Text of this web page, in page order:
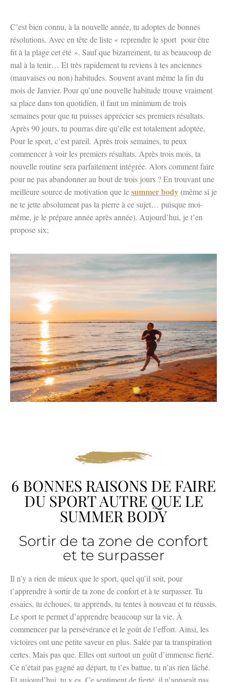
C’est bien connu, à la nouvelle année, tu adoptes de bonnes
résolutions. Avec en tête de liste « reprendre le sport pour être
fit à la plage cet été ». Sauf que bizarrement, tu as beaucoup de
mal à la tenir… Et très rapidement tu reviens à tes anciennes
(mauvaises ou non) habitudes. Souvent avant même la fin du
mois de Janvier. Pour qu’une nouvelle habitude trouve vraiment
sa place dans ton quotidien, il faut un minimum de trois
semaines pour que tu puisses apprécier ses premiers résultats.
Après 90 jours, tu pourras dire qu’elle est totalement adoptée.
Pour le sport, c’est pareil. Après trois semaines, tu peux
commencer à voir les premiers résultats. Après trois mois, ta
nouvelle routine sera parfaitement intégrée. Alors comment faire
pour ne pas abandonner au bout de trois jours ? En trouvant une
meilleure source de motivation que lesummer body (même si je
ne te jette absolument pas la pierre à ce sujet… puisque moi-
même, je le prépare année après année). Aujourd’hui, je t’en
propose six;
6 BONNES RAISONS DE FAIRE
DU SPORT AUTRE QUE LE
SUMMER BODY
Sortir de ta zone de confort
et te surpasser
Il n’y a rien de mieux que le sport, quel qu’il soit, pour
t’apprendre à sortir de ta zone de confort et à te surpasser. Tu
essaies, tu échoues, tu apprends, tu tentes à nouveau et tu réussis.
Le sport te permet d’apprendre beaucoup sur la vie. À
commencer par la persévérance et le goût de l’effort. Ainsi, les
victoires ont une petite saveur en plus. Salée par ta transpiration
certes. Mais pas que. Elles ont surtout un goût d’immense fierté.
Ce n’était pas gagné au départ, tu t’es battue, tu n’as rien lâché.
Et aujourd’hui, tu y es. Ce sentiment de fierté, il n’apparaît pas